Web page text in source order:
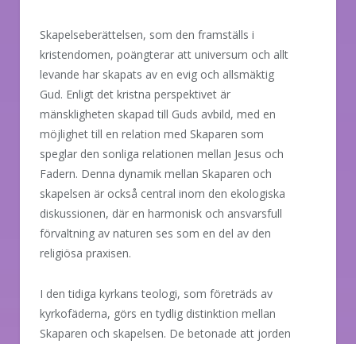
Skapelseberättelsen, som den framställs i
kristendomen, poängterar att universum och allt
levande har skapats av en evig och allsmäktig
Gud. Enligt det kristna perspektivet är
mänskligheten skapad till Guds avbild, med en
möjlighet till en relation med Skaparen som
speglar den sonliga relationen mellan Jesus och
Fadern. Denna dynamik mellan Skaparen och
skapelsen är också central inom den ekologiska
diskussionen, där en harmonisk och ansvarsfull
förvaltning av naturen ses som en del av den
religiösa praxisen.
I den tidiga kyrkans teologi, som företräds av
kyrkofäderna, görs en tydlig distinktion mellan
Skaparen och skapelsen. De betonade att jorden